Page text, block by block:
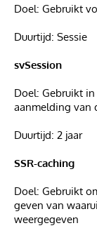
Doel: Gebruikt
Duurtijd: Sessie
svSession
Doel: Gebruikt
aanmelding van
Duurtijd: 2 jaar
SSR-caching
Doel: Gebruikt
geven van
weergegeven